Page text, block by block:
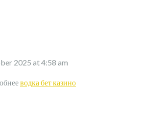
2025 at 4:58 am
водка бет казино